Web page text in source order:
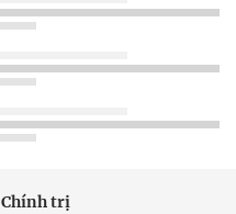
Chính trị